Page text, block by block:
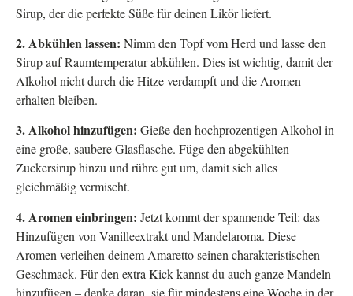
Sirup, der die perfekte Süße für deinen Likör liefert.
2. Abkühlen lassen: Nimm den Topf vom Herd und lasse den
Sirup auf Raumtemperatur abkühlen. Dies ist wichtig, damit der
Alkohol nicht durch die Hitze verdampft und die Aromen
erhalten bleiben.
3. Alkohol hinzufügen: Gieße den hochprozentigen Alkohol in
eine große, saubere Glasflasche. Füge den abgekühlten
Zuckersirup hinzu und rühre gut um, damit sich alles
gleichmäßig vermischt.
4. Aromen einbringen: Jetzt kommt der spannende Teil: das
Hinzufügen von Vanilleextrakt und Mandelaroma. Diese
Aromen verleihen deinem Amaretto seinen charakteristischen
Geschmack. Für den extra Kick kannst du auch ganze Mandeln
hinzufügen – denke daran, sie für mindestens eine Woche in der